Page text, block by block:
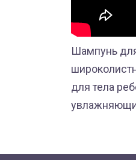
Шампунь
для тела